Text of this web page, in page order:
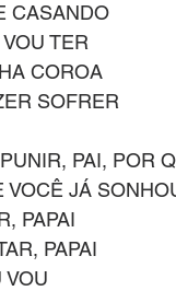
CASANDO
TER
COROA
SOFRER
PAI, POR
VOCÊ JÁ
PAPAI
PAPAI
VOU